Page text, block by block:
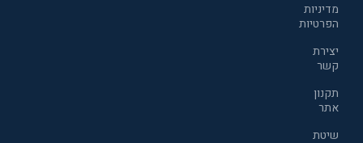
מדיניות
הפרטיות
יצירת
קשר
תקנון
אתר
שיטת